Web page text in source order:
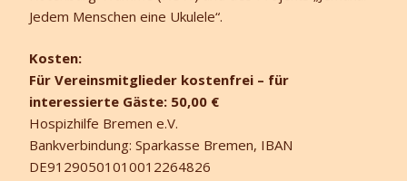
Jedem Menschen eine Ukulele“.
Kosten:
Für Vereinsmitglieder kostenfrei – für
interessierte Gäste: 50,00 €
Hospizhilfe Bremen e.V.
Bankverbindung: Sparkasse Bremen, IBAN
DE91290501010012264826